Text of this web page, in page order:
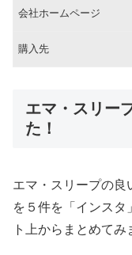
会社ホームページ
購入先
エマ・スリー
た！
エマ・スリープの良
を５件を「インスタ
ト上からまとめてみ